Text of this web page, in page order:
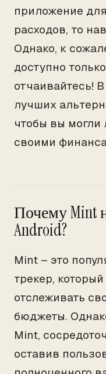
приложение
расходов, то
Однако, к
доступно
отчаивайтесь!
лучших
чтобы вы могли
своими
Почему Mint
Android?
Mint – это
трекер,
отслеживать
бюджеты.
Mint,
оставив